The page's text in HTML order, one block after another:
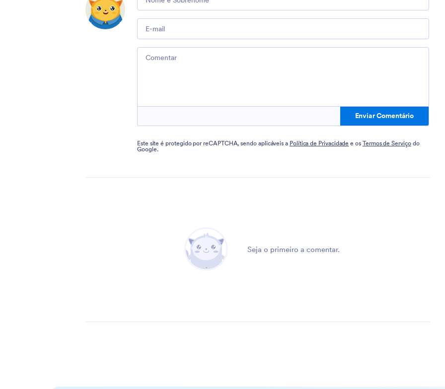
Email
Comment
Enviar Comentário
Este site é protegido por reCAPTCHA, sendo aplicáveis a Política de Privacidade e os Termos de Serviçodo
Google.
Seja o primeiro a comentar.